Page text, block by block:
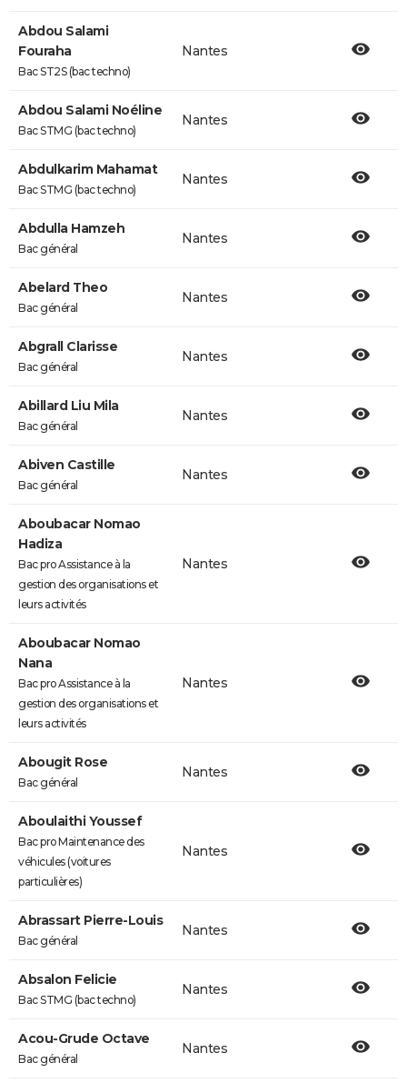
Abdou Salami
Fouraha
Bac ST2S (bac techno)
Nantes
Abdou Salami Noéline
Bac STMG (bac techno)
Nantes
Abdulkarim Mahamat
Bac STMG (bac techno)
Nantes
Abdulla Hamzeh
Bac général
Nantes
Abelard Theo
Bac général
Nantes
Abgrall Clarisse
Bac général
Nantes
Abillard Liu Mila
Bac général
Nantes
Abiven Castille
Bac général
Nantes
Aboubacar Nomao
Hadiza
Bac pro Assistance à la
gestion des organisations et
leurs activités
Nantes
Aboubacar Nomao
Nana
Bac pro Assistance à la
gestion des organisations et
leurs activités
Nantes
Abougit Rose
Bac général
Nantes
Aboulaithi Youssef
Bac pro Maintenance des
véhicules (voitures
particulières)
Nantes
Abrassart Pierre-Louis
Bac général
Nantes
Absalon Felicie
Bac STMG (bac techno)
Nantes
Acou-Grude Octave
Bac général
Nantes